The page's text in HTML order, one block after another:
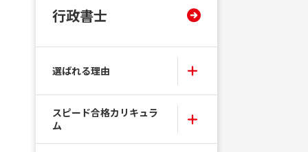
行政書士
選ばれる理由
スピード合格カリキュラ
ム